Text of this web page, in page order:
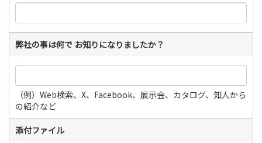
弊社の事は何で お知りになりましたか？
（例）Web検索、X、Facebook、展示会、カタログ、知人から
の紹介など
添付ファイル